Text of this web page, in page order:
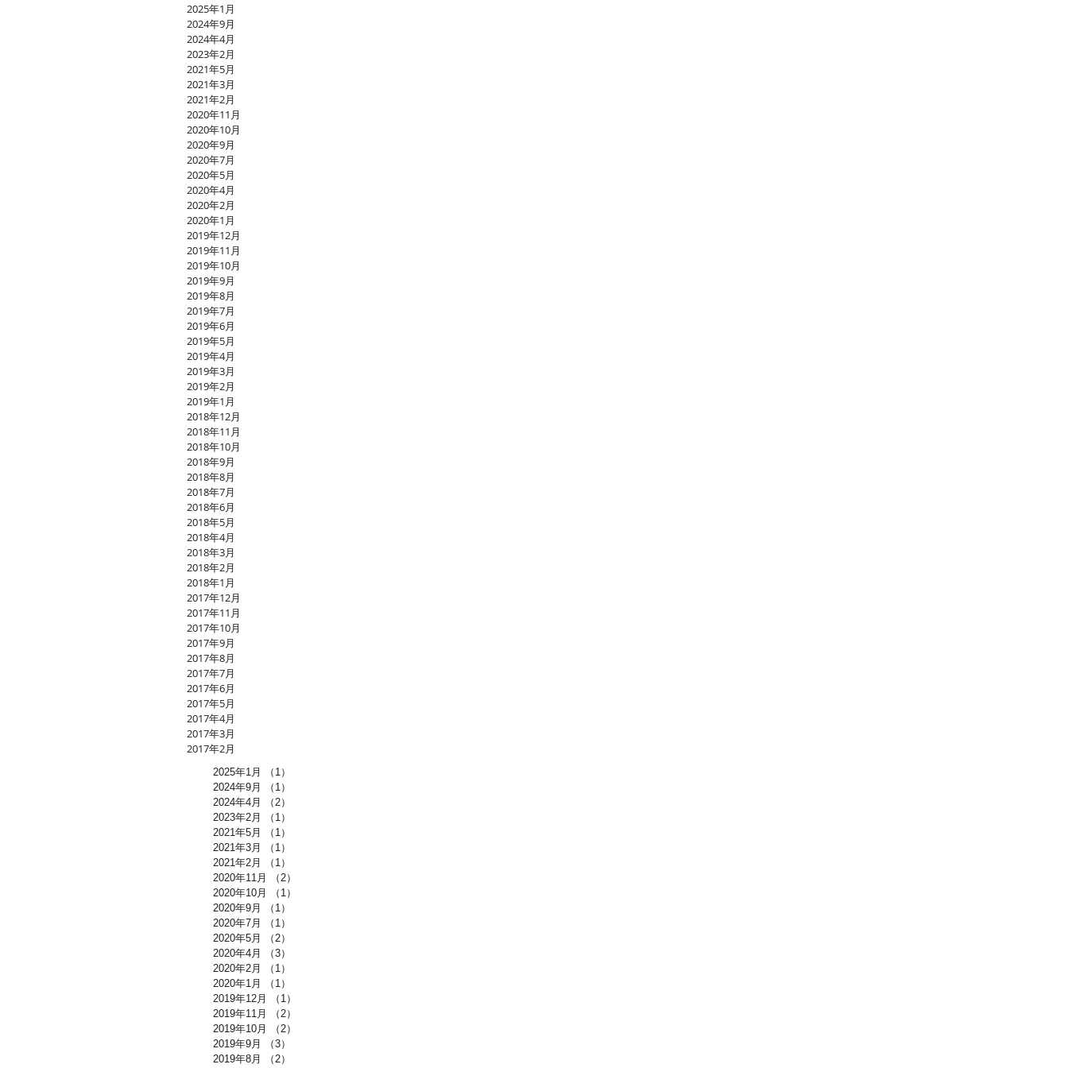
2025年1月
2024年9月
2024年4月
2023年2月
2021年5月
2021年3月
2021年2月
2020年11月
2020年10月
2020年9月
2020年7月
2020年5月
2020年4月
2020年2月
2020年1月
2019年12月
2019年11月
2019年10月
2019年9月
2019年8月
2019年7月
2019年6月
2019年5月
2019年4月
2019年3月
2019年2月
2019年1月
2018年12月
2018年11月
2018年10月
2018年9月
2018年8月
2018年7月
2018年6月
2018年5月
2018年4月
2018年3月
2018年2月
2018年1月
2017年12月
2017年11月
2017年10月
2017年9月
2017年8月
2017年7月
2017年6月
2017年5月
2017年4月
2017年3月
2017年2月
2025年1月 （1）
2024年9月
（1）
2024年4月
（2）
2023年2月
（1）
2021年5月
（1）
2021年3月
（1）
2021年2月
（1）
2020年11月
（2）
2020年10月
（1）
2020年9月
（1）
2020年7月
（1）
2020年5月
（2）
2020年4月
（3）
2020年2月
（1）
2020年1月
（1）
2019年12月
（1）
2019年11月
（2）
2019年10月
（2）
2019年9月
（3）
2019年8月
（2）